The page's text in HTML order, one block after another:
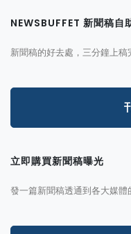
NEWSBUFFET 新聞稿自
新聞稿的好去處，三分鐘上稿
立即購買新聞稿曝光
發一篇新聞稿透通到各大媒體